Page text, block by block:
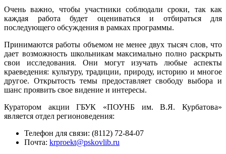
Очень важно, чтобы участники соблюдали сроки, так как
каждая работа будет оцениваться и отбираться для
последующего обсуждения в рамках программы.
Принимаются работы объемом не менее двух тысяч слов, что
дает возможность школьникам максимально полно раскрыть
свои исследования. Они могут изучать любые аспекты
краеведения: культуру, традиции, природу, историю и многое
другое. Открытость темы предоставляет свободу выбора и
шанс проявить свое видение и интересы.
Куратором акции ГБУК «ПОУНБ им. В.Я. Курбатова»
является отдел регионоведения:
Телефон для связи: (8112) 72-84-07
Почта: krproekt@pskovlib.ru